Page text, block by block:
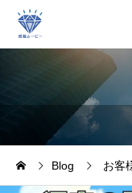
Blog お客